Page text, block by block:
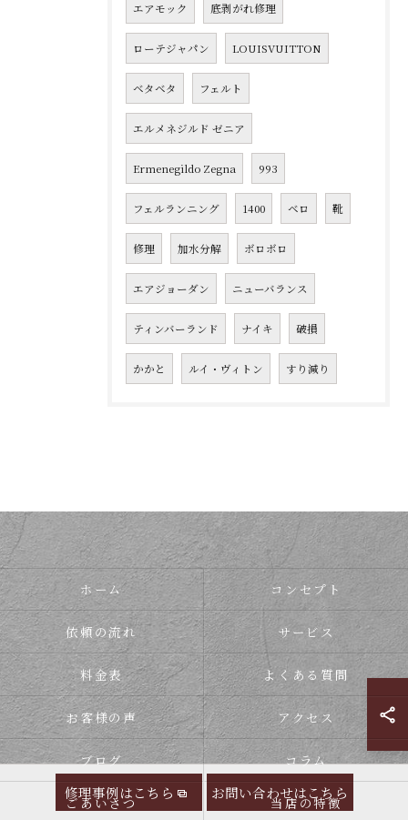
エアモック 底剥がれ修理
ローテジャパン LOUISVUITTON
ベタベタ フェルト
エルメネジルド ゼニア
Ermenegildo Zegna 993
フェルランニング 1400 ベロ 靴
修理 加水分解 ボロボロ
エアジョーダン ニューバランス
ティンバーランド ナイキ 破損
かかと ルイ・ヴィトン すり減り
修理事例はこちら お問い合わせはこちら
ホーム コンセプト
依頼の流れ サービス
料金表 よくある質問
お客様の声 アクセス
ブログ コラム
ごあいさつ 当店の特徴